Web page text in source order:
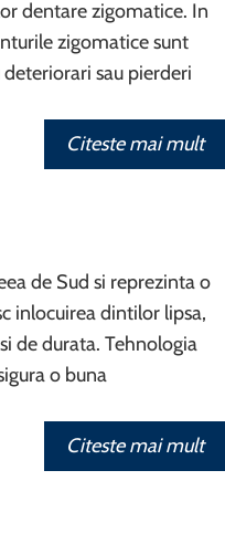
dentare zigomatice. In
zigomatice sunt
sau pierderi
Citeste mai mult
de Sud si reprezinta o
inlocuirea dintilor lipsa,
de durata. Tehnologia
o buna
Citeste mai mult